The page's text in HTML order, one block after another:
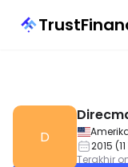
D
2015 (11
Terakhir